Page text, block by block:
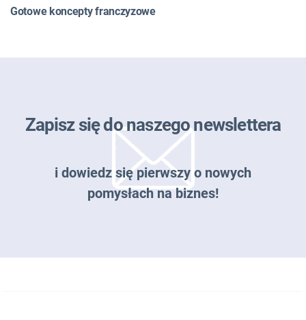
Gotowe koncepty franczyzowe
Zapisz się do naszego newslettera
i dowiedz się pierwszy o nowych
pomysłach na biznes!